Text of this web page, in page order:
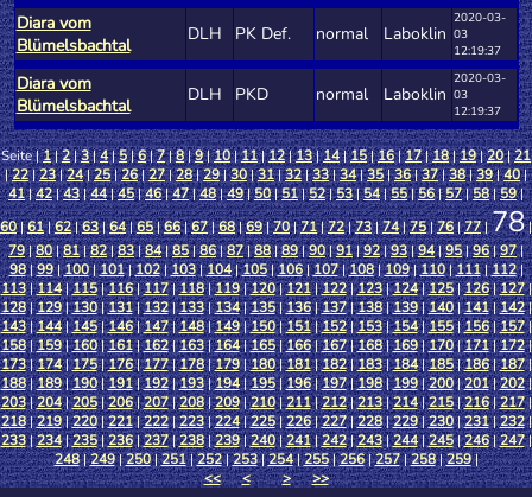
Diara vom
Blümelsbachtal
DLH PK Def. normal Laboklin
2020-03-
03
12:19:37
Diara vom
Blümelsbachtal
DLH PKD normal Laboklin
2020-03-
03
12:19:37
Seite |1|2|3|4|5|6|7|8|9|10|11|12|13|14|15|16|17|18|19|20|21
|22|23|24|25|26|27|28|29|30|31|32|33|34|35|36|37|38|39|40|
41|42|43|44|45|46|47|48|49|50|51|52|53|54|55|56|57|58|59|
60|61|62|63|64|65|66|67|68|69|70|71|72|73|74|75|76|77|78|
79|80|81|82|83|84|85|86|87|88|89|90|91|92|93|94|95|96|97|
98|99|100|101|102|103|104|105|106|107|108|109|110|111|112|
113|114|115|116|117|118|119|120|121|122|123|124|125|126|127|
128|129|130|131|132|133|134|135|136|137|138|139|140|141|142|
143|144|145|146|147|148|149|150|151|152|153|154|155|156|157|
158|159|160|161|162|163|164|165|166|167|168|169|170|171|172|
173|174|175|176|177|178|179|180|181|182|183|184|185|186|187|
188|189|190|191|192|193|194|195|196|197|198|199|200|201|202|
203|204|205|206|207|208|209|210|211|212|213|214|215|216|217|
218|219|220|221|222|223|224|225|226|227|228|229|230|231|232|
233|234|235|236|237|238|239|240|241|242|243|244|245|246|247|
248|249|250|251|252|253|254|255|256|257|258|259|
<<
< > >>